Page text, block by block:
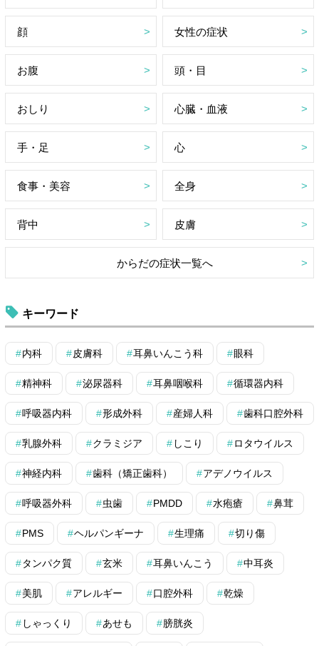
顔 女性の症状
お腹 頭・目
おしり 心臓・血液
手・足 心
食事・美容 全身
背中 皮膚
からだの症状一覧へ
キーワード
内科 皮膚科 耳鼻いんこう科 眼科
精神科 泌尿器科 耳鼻咽喉科 循環器内科
呼吸器内科 形成外科 産婦人科 歯科口腔外科
乳腺外科 クラミジア しこり ロタウイルス
神経内科 歯科（矯正歯科） アデノウイルス
呼吸器外科 虫歯 PMDD 水疱瘡 鼻茸
PMS ヘルパンギーナ 生理痛 切り傷
タンパク質 玄米 耳鼻いんこう 中耳炎
美肌 アレルギー 口腔外科 乾燥
しゃっくり あせも 膀胱炎